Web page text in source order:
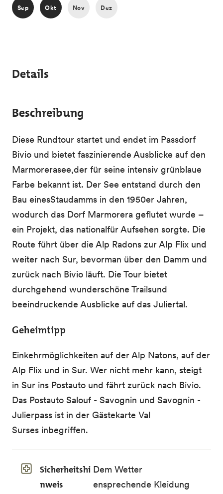
Sep Okt Nov Dez
Details
Beschreibung
Diese Rundtour startet und endet im Passdorf
Bivio und bietet faszinierende Ausblicke auf den
Marmorerasee,der für seine intensiv grünblaue
Farbe bekannt ist. Der See entstand durch den
Bau einesStaudamms in den 1950er Jahren,
wodurch das Dorf Marmorera geflutet wurde –
ein Projekt, das nationalfür Aufsehen sorgte. Die
Route führt über die Alp Radons zur Alp Flix und
weiter nach Sur, bevorman über den Damm und
zurück nach Bivio läuft. Die Tour bietet
durchgehend wunderschöne Trailsund
beeindruckende Ausblicke auf das Juliertal.
Geheimtipp
Einkehrmöglichkeiten auf der Alp Natons, auf der
Alp Flix und in Sur. Wer nicht mehr kann, steigt
in Sur ins Postauto und fährt zurück nach Bivio.
Das Postauto Salouf - Savognin und Savognin -
Julierpass ist in der Gästekarte Val
Surses inbegriffen.
Sicherheitshi
nweis
Dem Wetter
ensprechende Kleidung